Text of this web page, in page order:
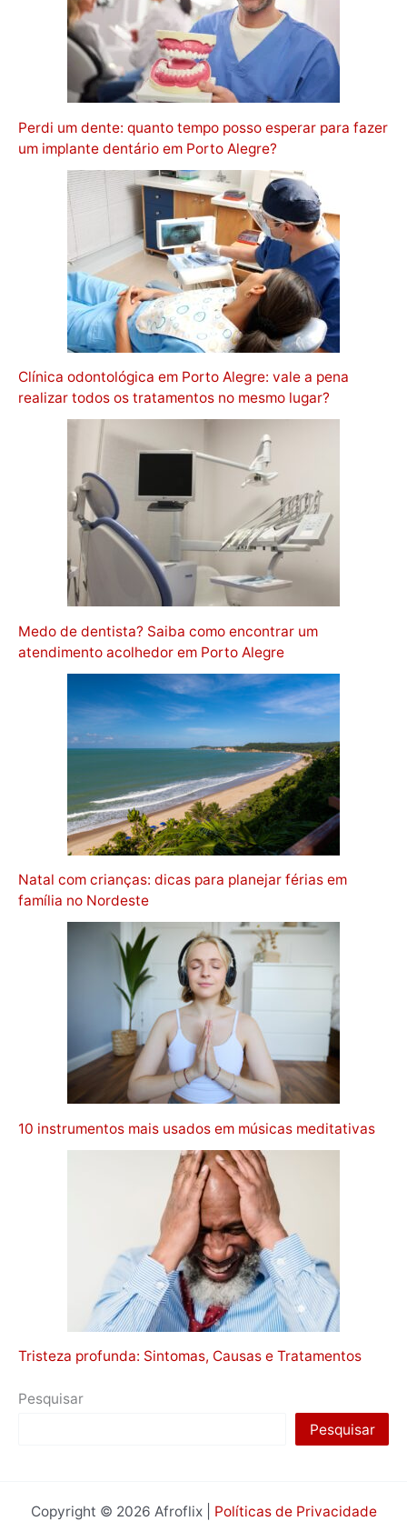
Perdi um dente: quanto tempo posso esperar para fazer
um implante dentário em Porto Alegre?
Clínica odontológica em Porto Alegre: vale a pena
realizar todos os tratamentos no mesmo lugar?
Medo de dentista? Saiba como encontrar um
atendimento acolhedor em Porto Alegre
Natal com crianças: dicas para planejar férias em
família no Nordeste
10 instrumentos mais usados em músicas meditativas
Tristeza profunda: Sintomas, Causas e Tratamentos
Pesquisar
Pesquisar
Copyright © 2026 Afroflix | Políticas de Privacidade